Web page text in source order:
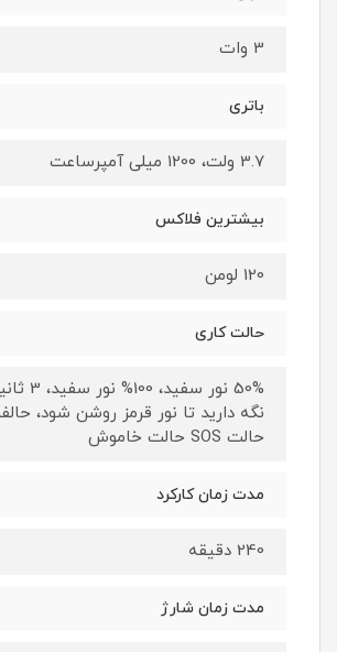
3 وات
باتری
3.7 ولت، 1200 میلی آمپرساعت
بیشترین فلاکس
120 لومن
حالت کاری
50% نور
نگه دارید تا نور قرمز روشن شود،
حالت SOS حالت خاموش
مدت زمان کارکرد
240 دقیقه
مدت زمان شارژ